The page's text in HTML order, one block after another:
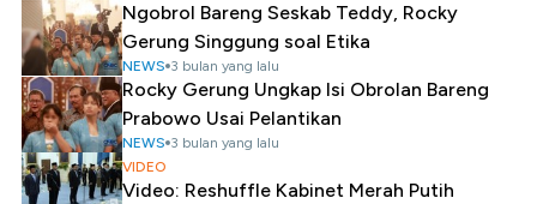
Ngobrol Bareng Seskab Teddy, Rocky
Gerung Singgung soal Etika
NEWS 3 bulan yang lalu
Rocky Gerung Ungkap Isi Obrolan Bareng
Prabowo Usai Pelantikan
NEWS 3 bulan yang lalu
VIDEO
Video: Reshuffle Kabinet Merah Putih